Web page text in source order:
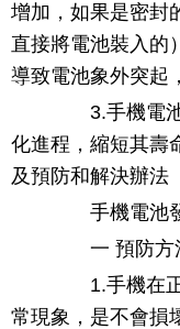
增加，如果是密封
直接將電池裝入的
導致電池象外突起
3.手機電池
化進程，縮短其壽
及預防和解決辦法
手機電池發
一 預防方
1.手機在正
常現象，是不會損